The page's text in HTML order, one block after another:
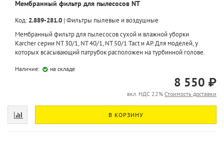
Мембранный фильтр для пылесосов NT
Код: 2.889-281.0 | Фильтры пылевые и воздушные
Мембранный фильтр для пылесосов сухой и влажной уборки
Karcher серии NT 30/1, NT 40/1, NT 50/1 Tact и AP. Для моделей, у
которых всасывающий патрубок расположен на турбинной голове.
Наличие: на складе
8 550 ₽
вкл. НДС 22% Стоимость доставки
В КОРЗИНУ